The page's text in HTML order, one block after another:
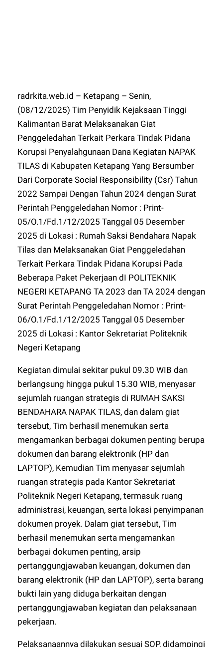
radrkita.web.id – Ketapang – Senin,
(08/12/2025) Tim Penyidik Kejaksaan Tinggi
Kalimantan Barat Melaksanakan Giat
Penggeledahan Terkait Perkara Tindak Pidana
Korupsi Penyalahgunaan Dana Kegiatan NAPAK
TILAS di Kabupaten Ketapang Yang Bersumber
Dari Corporate Social Responsibility (Csr) Tahun
2022 Sampai Dengan Tahun 2024 dengan Surat
Perintah Penggeledahan Nomor : Print-
05/O.1/Fd.1/12/2025 Tanggal 05 Desember
2025 di Lokasi : Rumah Saksi Bendahara Napak
Tilas dan Melaksanakan Giat Penggeledahan
Terkait Perkara Tindak Pidana Korupsi Pada
Beberapa Paket Pekerjaan dI POLITEKNIK
NEGERI KETAPANG TA 2023 dan TA 2024 dengan
Surat Perintah Penggeledahan Nomor : Print-
06/O.1/Fd.1/12/2025 Tanggal 05 Desember
2025 di Lokasi : Kantor Sekretariat Politeknik
Negeri Ketapang
Kegiatan dimulai sekitar pukul 09.30 WIB dan
berlangsung hingga pukul 15.30 WIB, menyasar
sejumlah ruangan strategis di RUMAH SAKSI
BENDAHARA NAPAK TILAS, dan dalam giat
tersebut, Tim berhasil menemukan serta
mengamankan berbagai dokumen penting berupa
dokumen dan barang elektronik (HP dan
LAPTOP), Kemudian Tim menyasar sejumlah
ruangan strategis pada Kantor Sekretariat
Politeknik Negeri Ketapang, termasuk ruang
administrasi, keuangan, serta lokasi penyimpanan
dokumen proyek. Dalam giat tersebut, Tim
berhasil menemukan serta mengamankan
berbagai dokumen penting, arsip
pertanggungjawaban keuangan, dokumen dan
barang elektronik (HP dan LAPTOP), serta barang
bukti lain yang diduga berkaitan dengan
pertanggungjawaban kegiatan dan pelaksanaan
pekerjaan.
Pelaksanaannya dilakukan sesuai SOP, didampingi